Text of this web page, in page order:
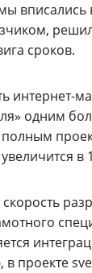
вписались
сроков.
интернет-
одним
в
в проекте